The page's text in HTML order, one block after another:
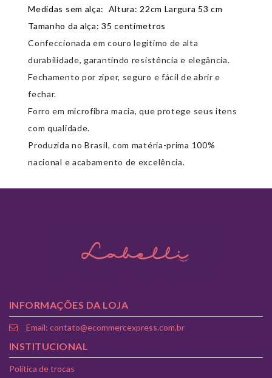
Medidas sem alça: Altura: 22cm Largura 53 cm
Tamanho da alça: 35 centímetros
Confeccionada emcouro legítimo de alta
durabilidade, garantindo resistência e elegância.
Fechamento por ziper, seguro e fácil de abrir e
fechar.
Forro em microfibra macia, que protege seus itens
com qualidade.
Produzida no Brasil, com matéria-prima 100%
nacional e acabamento de excelência.
INFORMAÇÕES DA LOJA
Email: contato@ecommercexpress.com.br
INSTITUCIONAL
Política de trocas